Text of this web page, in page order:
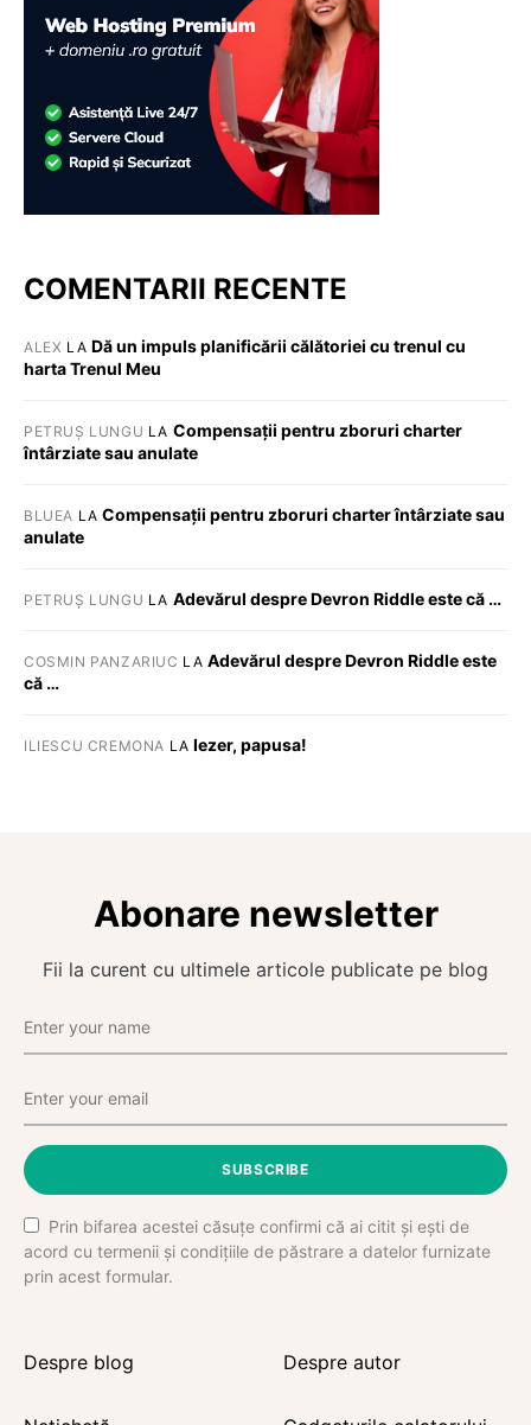
COMENTARII RECENTE
ALEX LA Dă un impuls planificării călătoriei cu trenul cu
harta Trenul Meu
PETRUȘ LUNGU LA Compensații pentru zboruri charter
întârziate sau anulate
BLUEA LACompensații pentru zboruri charter întârziate sau
anulate
PETRUȘ LUNGU LA Adevărul despre Devron Riddle este că …
COSMIN PANZARIUC LA Adevărul despre Devron Riddle este
că …
ILIESCU CREMONA LA Iezer, papusa!
Abonare newsletter
Fii la curent cu ultimele articole publicate pe blog
SUBSCRIBE
Prin bifarea acestei căsuțe confirmi că ai citit și ești de
acord cu termenii și condițiile de păstrare a datelor furnizate
prin acest formular.
Despre blog Despre autor